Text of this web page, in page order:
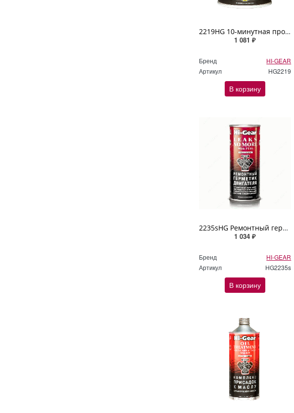
2219HG 10-минутная промывка двигателя с SMT2 Hi Gear 887мл
1 081 ₽
Бренд
HI-GEAR
Артикул
HG2219
В корзину
2235sHG Ремонтный герметик двигателя Hi Gear 444мл
1 034 ₽
Бренд
HI-GEAR
Артикул
HG2235s
В корзину